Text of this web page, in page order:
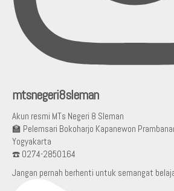
mtsnegeri8sleman
Akun resmi MTs Negeri 8 Sleman
🏫 Pelemsari Bokoharjo Kapanewon
Yogyakarta
☎️ 0274-2850164
Jangan pernah berhenti untuk semangat